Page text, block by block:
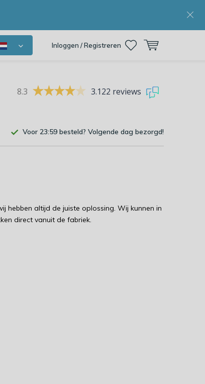
Inloggen / Registreren
8.3 3.122 reviews
Voor 23:59 besteld? Volgende dag bezorgd!
hebben altijd de juiste oplossing. Wij kunnen in
direct vanuit de fabriek.